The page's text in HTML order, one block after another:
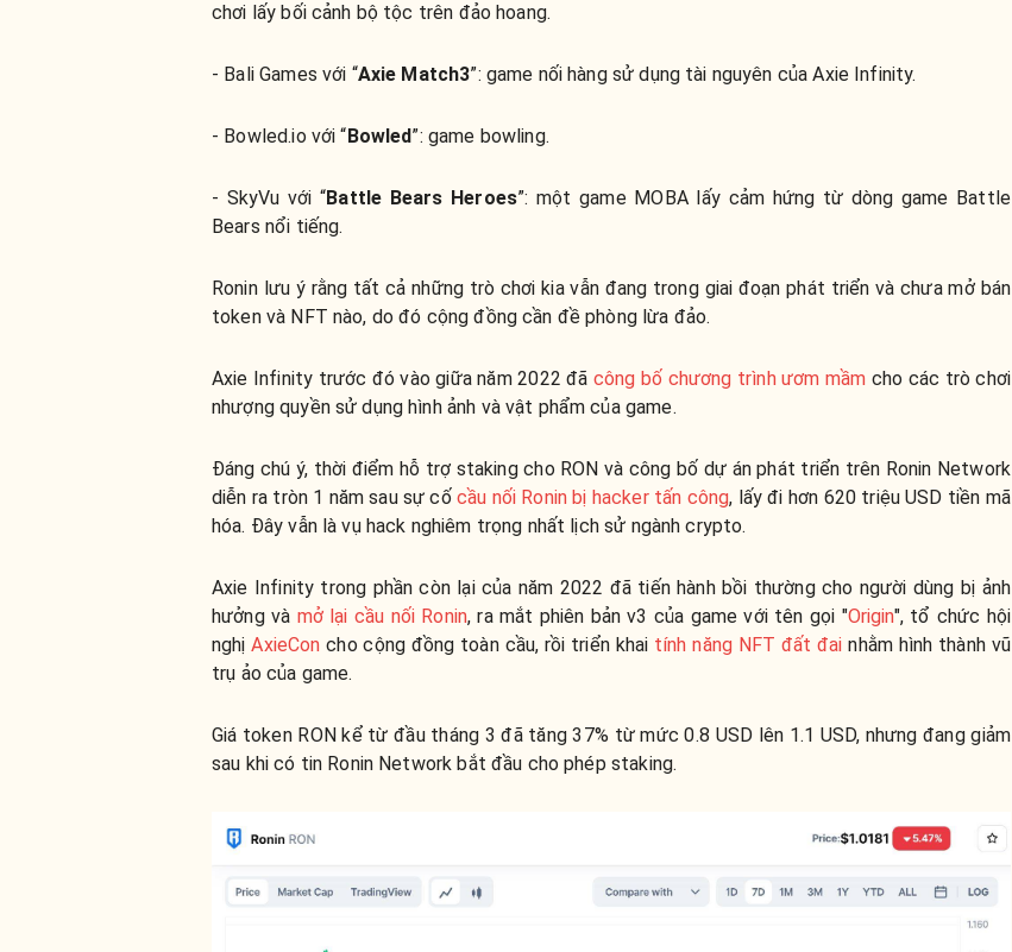
chơi lấy bối cảnh bộ tộc trên đảo hoang.
- Bali Games với “Axie Match3”: game nối hàng sử dụng tài nguyên của Axie Infinity.
- Bowled.io với “ Bowled”: game bowling.
- SkyVu với “Battle Bears Heroes”: một game MOBA lấy cảm hứng từ dòng game Battle
Bears nổi tiếng.
Ronin lưu ý rằng tất cả những trò chơi kia vẫn đang trong giai đoạn phát triển và chưa mở bán
token và NFT nào, do đó cộng đồng cần đề phòng lừa đảo.
Axie Infinity trước đó vào giữa năm 2022 đã công bố chương trình ươm mầm cho các trò chơi
nhượng quyền sử dụng hình ảnh và vật phẩm của game.
Đáng chú ý, thời điểm hỗ trợ staking cho RON và công bố dự án phát triển trên Ronin Network
diễn ra tròn 1 năm sau sự cố cầu nối Ronin bị hacker tấn công, lấy đi hơn 620 triệu USD tiền mã
hóa. Đây vẫn là vụ hack nghiêm trọng nhất lịch sử ngành crypto.
Axie Infinity trong phần còn lại của năm 2022 đã tiến hành bồi thường cho người dùng bị ảnh
hưởng và mở lại cầu nối Ronin, ra mắt phiên bản v3 của game với tên gọi "Origin", tổ chức hội
nghịAxieCon cho cộng đồng toàn cầu, rồi triển khai tính năng NFT đất đai nhằm hình thành vũ
trụ ảo của game.
Giá token RON kể từ đầu tháng 3 đã tăng 37% từ mức 0.8 USD lên 1.1 USD, nhưng đang giảm
sau khi có tin Ronin Network bắt đầu cho phép staking.